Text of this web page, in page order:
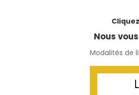
Nous
Modalités de